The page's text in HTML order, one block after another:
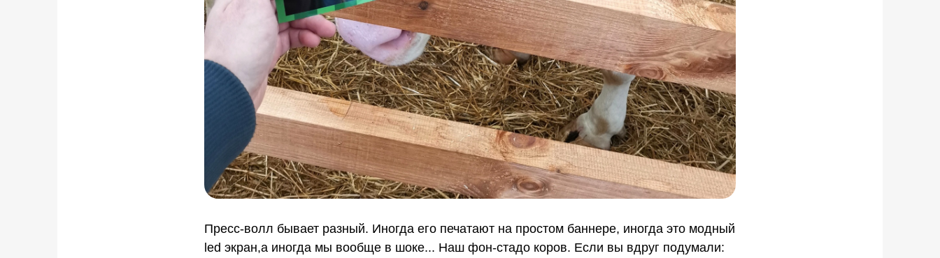
Пресс-волл бывает разный. Иногда его печатают на простом баннере, иногда это модный
led экран,а иногда мы вообще в шоке... Наш фон-стадо коров. Если вы вдруг подумали: